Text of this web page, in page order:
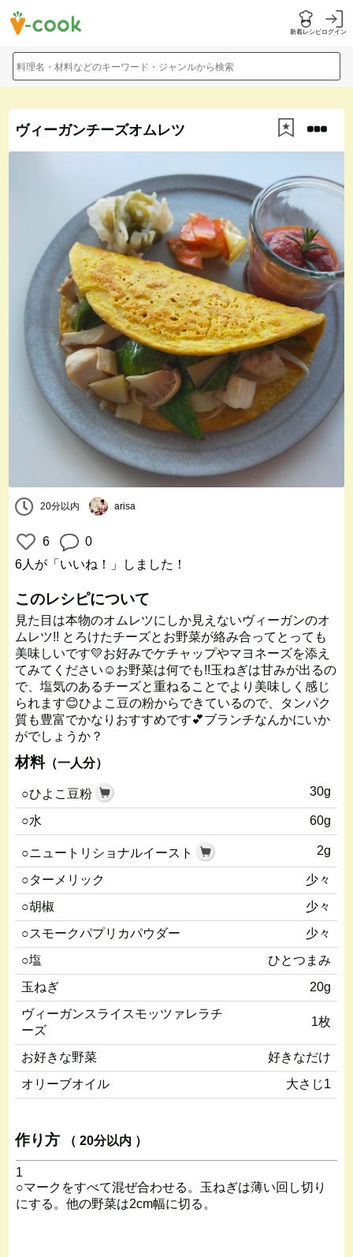
新着レシピログイン
料理名・材料などのキーワード・ジャンルから検索
ヴィーガンチーズオムレツ
20分以内 arisa
6
0
6人 が「いいね！」しました！
このレシピについて
見た目は本物のオムレツにしか見えないヴィーガンのオ
ムレツ!! とろけたチーズとお野菜が絡み合ってとっても
美味しいです💛お好みでケチャップやマヨネーズを添え
てみてください☺️お野菜は何でも!!玉ねぎは甘みが出るの
で、塩気のあるチーズと重ねることでより美味しく感じ
られます😊ひよこ豆の粉からできているので、タンパク
質も豊富でかなりおすすめです💕ブランチなんかにいか
がでしょうか？
材料（一人分）
○ひよこ豆粉 30g
○水 60g
○ニュートリショナルイースト 2g
○ターメリック
少々
○胡椒
少々
○スモークパプリカパウダー
少々
○塩
ひとつまみ
玉ねぎ
20g
ヴィーガンスライスモッツァレラチ
ーズ
1枚
お好きな野菜
好きなだけ
オリーブオイル
大さじ1
作り方 （ 20分以内 ）
1
○マークをすべて混ぜ合わせる。玉ねぎは薄い回し切り
にする。他の野菜は2cm幅に切る。